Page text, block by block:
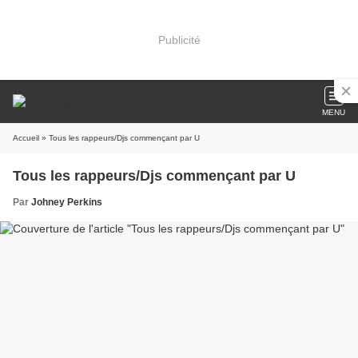
Publicité
MENU
Accueil » Tous les rappeurs/Djs commençant par U
Tous les rappeurs/Djs commençant par U
Par Johney Perkins